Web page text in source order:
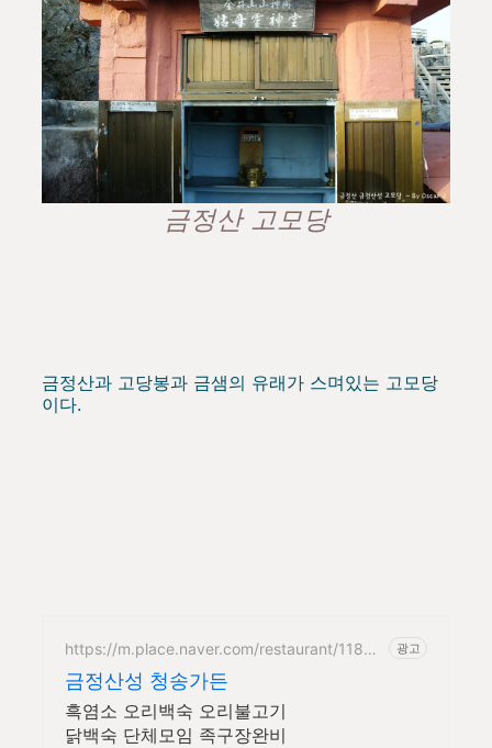
금정산 고모당
금정산과 고당봉과 금샘의 유래가 스며있는 고모당
이다.
https://m.place.naver.com/restaurant/11845
광고
금정산성 청송가든
흑염소 오리백숙 오리불고기
닭백숙 단체모임 족구장완비